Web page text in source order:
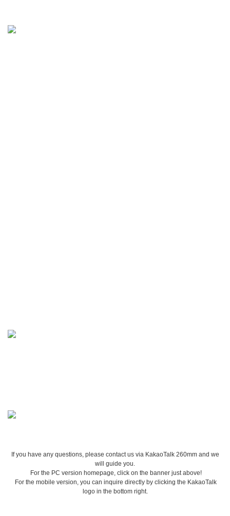
If you have any questions, please contact us via KakaoTalk 260mm and we
will guide you.
For the PC version homepage, click on the banner just above!
For the mobile version, you can inquire directly by clicking the KakaoTalk
logo in the bottom right.